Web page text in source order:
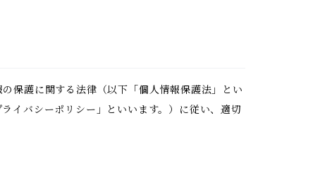
保護に関する法律（以下「個人情報保護法」とい
イバシーポリシー」といいます。）に従い、適切